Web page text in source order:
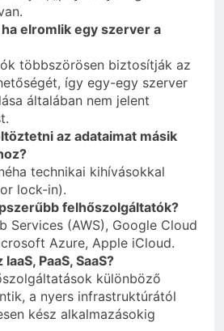
elromlik egy szerver a
többszörösen biztosítják az
így egy-egy szerver
általában nem jelent
az adataimat másik
technikai kihívásokkal
lock-in).
felhőszolgáltatók?
Services (AWS), Google Cloud
Azure, Apple iCloud.
PaaS, SaaS?
különböző
a nyers infrastruktúrától
kész alkalmazásokig